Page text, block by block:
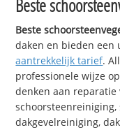
Beste
Beste
daken en bieden een
aantrekkelijk tarief.
professionele wijze
denken aan reparatie
dakgevelreiniging,